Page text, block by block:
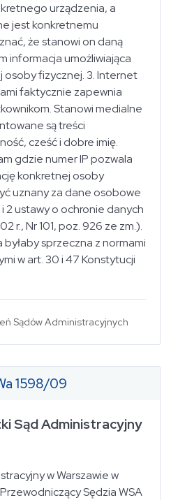
urządzenia, a
jest konkretnemu
że stanowi on daną
informacja umożliwiająca
fizycznej. 3. Internet
faktycznie zapewnia
Stanowi medialne
są treści
cześć i dobre imię.
gdzie numer IP pozwala
konkretnej osoby
uznany za dane osobowe
i 2 ustawy o ochronie danych
r., Nr 101, poz. 926 ze zm.).
sprzeczna z normami
w art. 30 i 47 Konstytucji
Sądów Administracyjnych
1598/09
Sąd Administracyjny
w Warszawie w
Sędzia WSA